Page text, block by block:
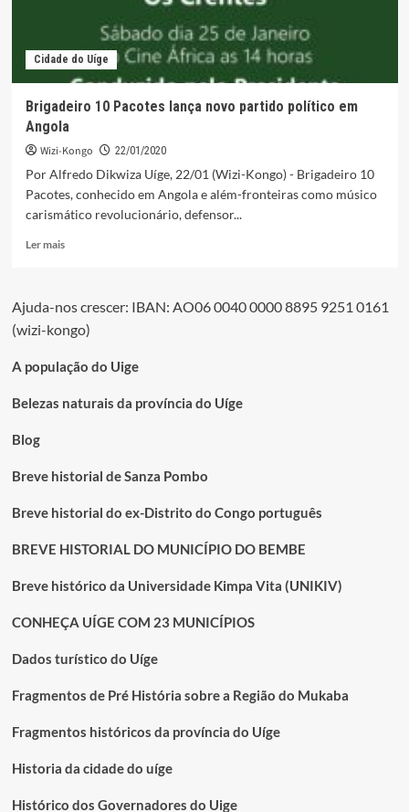
Cidade do Uíge
Brigadeiro 10 Pacotes lança novo partido político em
Angola
Wizi-Kongo 22/01/2020
Por Alfredo Dikwiza Uíge, 22/01 (Wizi-Kongo) - Brigadeiro 10
Pacotes, conhecido em Angola e além-fronteiras como músico
carismático revolucionário, defensor...
Ler maisLeia
10
Pacotes
novo
político
Ajuda-nos crescer: IBAN: AO06 0040 0000 8895 9251 0161
(wizi-kongo)
A população do Uige
Belezas naturais da província do Uíge
Blog
Breve historial de Sanza Pombo
Breve historial do ex-Distrito do Congo português
BREVE HISTORIAL DO MUNICÍPIO DO BEMBE
Breve histórico da Universidade Kimpa Vita (UNIKIV)
CONHEÇA UÍGE COM 23 MUNICÍPIOS
Dados turístico do Uíge
Fragmentos de Pré História sobre a Região do Mukaba
Fragmentos históricos da província do Uíge
Historia da cidade do uíge
Histórico dos Governadores do Uige